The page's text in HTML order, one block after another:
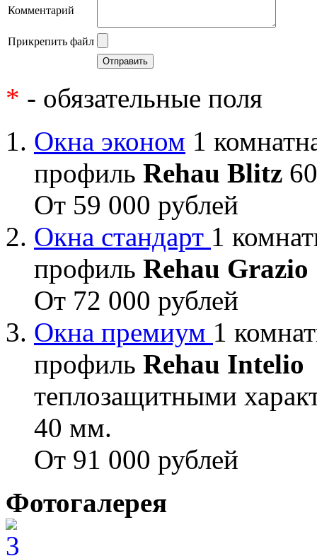
Комментарий
Прикрепить файл
* - обязательные поля
Окна эконом 1
профиль Rehau Blitz
От 59 000 рублей
Окна стандарт 1
профиль Rehau Grazio
От 72 000 рублей
Окна премиум 1
профиль Rehau Intelio
теплозащитными
40 мм.
От 91 000 рублей
Фотогалерея